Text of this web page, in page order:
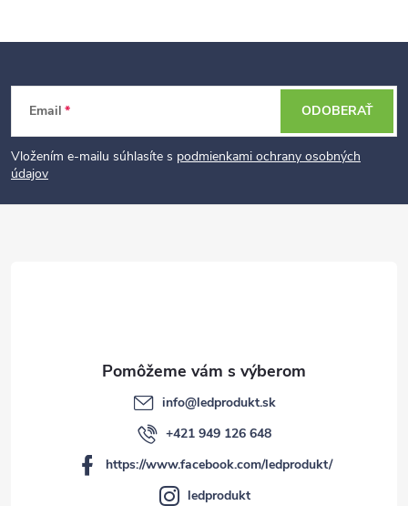
t
Email
Vložením e-mailu súhlasíte s podmienkami ochrany osobných
údajov
ODOBERAŤ
info@ledprodukt.sk
+421 949 126 648
https://www.facebook.com/ledprodukt/
ledprodukt